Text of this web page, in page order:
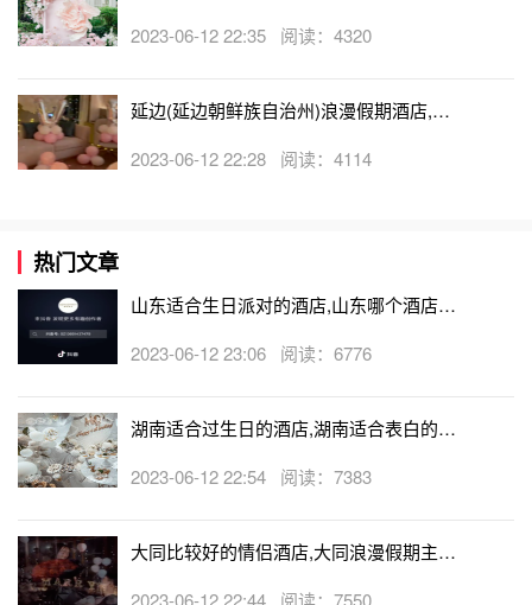
2023-06-12 22:35 阅读：4320
延边(延边朝鲜族自治州)浪漫假期酒店,延
2023-06-12 22:28 阅读：4114
热门文章
山东适合生日派对的酒店,山东哪个酒店有
2023-06-12 23:06 阅读：6776
湖南适合过生日的酒店,湖南适合表白的酒
2023-06-12 22:54 阅读：7383
大同比较好的情侣酒店,大同浪漫假期主题
2023-06-12 22:44 阅读：7550